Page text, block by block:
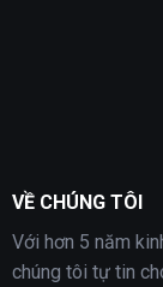
VỀ CHÚNG TÔI
Với hơn 5 năm
chúng tôi tự tin